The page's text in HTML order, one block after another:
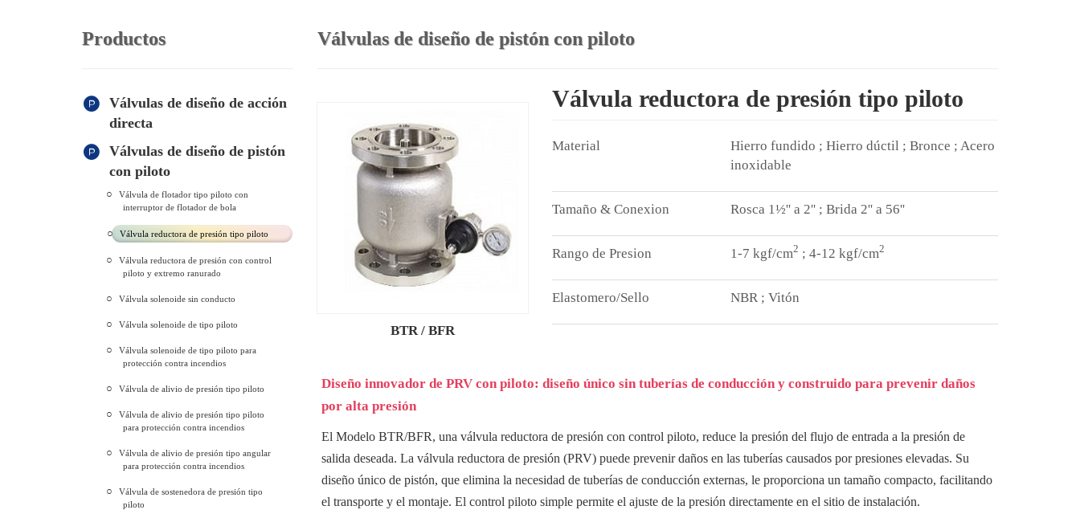
Productos
Válvulas de diseño de acción
directa
Válvulas de diseño de pistón
con piloto
Válvula de flotador tipo piloto con
interruptor de flotador de bola
Válvula reductora de presión tipo piloto
Válvula reductora de presión con control
piloto y extremo ranurado
Válvula solenoide sin conducto
Válvula solenoide de tipo piloto
Válvula solenoide de tipo piloto para
protección contra incendios
Válvula de alivio de presión tipo piloto
Válvula de alivio de presión tipo piloto
para protección contra incendios
Válvula de alivio de presión tipo angular
para protección contra incendios
Válvula de sostenedora de presión tipo
piloto
Válvulas de diseño de pistón con piloto
BTR / BFR
Válvula reductora de presión tipo piloto
Hierro fundido ; Hierro dúctil ; Bronce ; Acero
inoxidable
Rosca 1½'' a 2'' ; Brida 2'' a 56''
1-7 kgf/cm2 ; 4-12 kgf/cm2
NBR ; Vitón
Diseño innovador de PRV con piloto: diseño único sin tuberías de conducción y construido para prevenir daños
por alta presión
El Modelo BTR/BFR, una válvula reductora de presión con control piloto, reduce la presión del flujo de entrada a la presión de
salida deseada. La válvula reductora de presión (PRV) puede prevenir daños en las tuberías causados por presiones elevadas. Su
diseño único de pistón, que elimina la necesidad de tuberías de conducción externas, le proporciona un tamaño compacto, facilitando
el transporte y el montaje. El control piloto simple permite el ajuste de la presión directamente en el sitio de instalación.